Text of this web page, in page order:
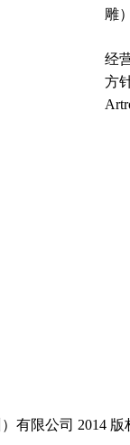
雕
自
经
方
公
有限公司 2014 版